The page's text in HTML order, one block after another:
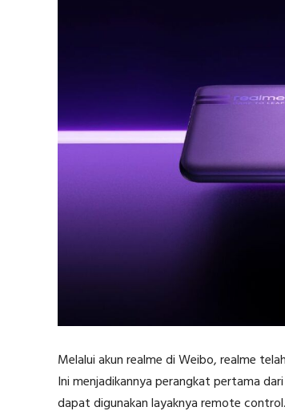
Melalui akun realme di Weibo, realme
Ini menjadikannya perangkat pertama
dapat digunakan layaknya remote control.